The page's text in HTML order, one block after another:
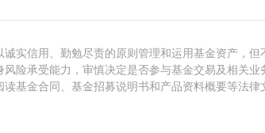
实信用、勤勉尽责的原则管理和运用基金资产，
险承受能力，审慎决定是否参与基金交易及相关
基金合同、基金招募说明书和产品资料概要等法